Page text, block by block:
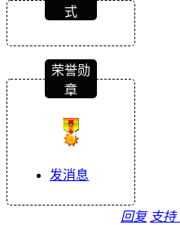
式
荣誉勋
章
发消息
回复 支持